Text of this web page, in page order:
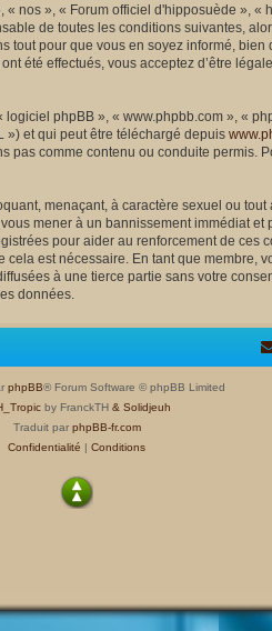
nos », « Forum officiel d'hipposuède », «
de toutes les conditions suivantes,
pour que vous en soyez informé,
été effectués, vous acceptez d’être
phpBB », « www.phpbb.com », «
») et qui peut être téléchargé depuis
pas comme contenu ou conduite
menaçant, à caractère sexuel ou
mener à un bannissement immédiat et
pour aider au renforcement de ces
est nécessaire. En tant que membre,
à une tierce partie sans votre
données.
phpBB® Forum Software © phpBB Limited
by FranckTH & Solidjeuh
Traduit par phpBB-fr.com
Confidentialité | Conditions